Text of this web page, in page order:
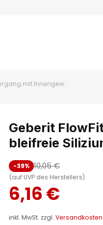
Geberit FlowFit Übergang mit Innengewinde bleifreie Siliziumbronze 16mm-3/4"
Geberit
bleifreie
-39% 10,05 €
(auf UVP des Herstellers)
6,16 €
inkl. MwSt. zzgl. Versandkosten